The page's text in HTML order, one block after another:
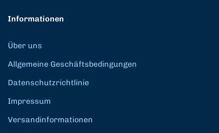
Informationen
Über uns
Allgemeine Geschäftsbedingungen
Datenschutzrichtlinie
Impressum
Versandinformationen